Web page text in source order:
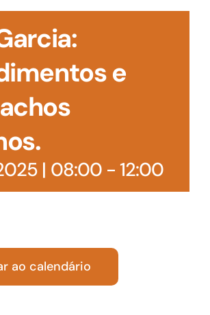
e
| 08:00- 12:00
ao calendário